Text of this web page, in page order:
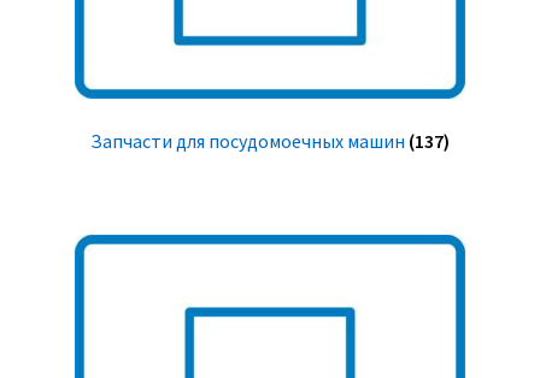
Запчасти для посудомоечных машин (137)